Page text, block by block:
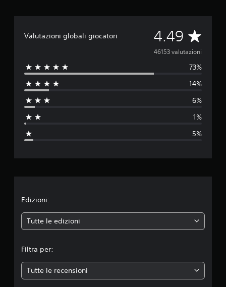
Valutazioni globali giocatori 4.49 V
a
u
e
d
46153 valutazioni
73%
14%
6%
1%
5%
Edizioni:
Tutte le edizioni
Filtra per:
Tutte le recensioni